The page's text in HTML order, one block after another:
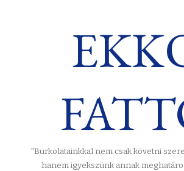
"Burkolatainkkal nem csak követni
hanem igyekszünk annak